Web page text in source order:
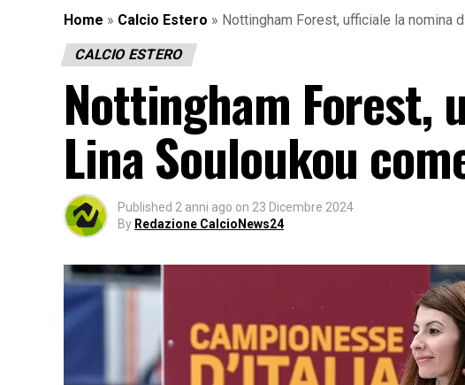
Home » Calcio Estero » Nottingham Forest, ufficiale la nomina
CALCIO ESTERO
Nottingham Forest,
Lina Souloukou
Published 2 anni ago on 23 Dicembre 2024
By Redazione CalcioNews24